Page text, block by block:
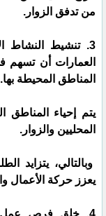
من تدفق الزوار.
3. تنشيط النشاط
العمارات أن تسهم
المناطق المحيطة بها.
يتم إحياء المناطق
المحليين والزوار.
وبالتالي، يتزايد
يعزز حركة الأعمال